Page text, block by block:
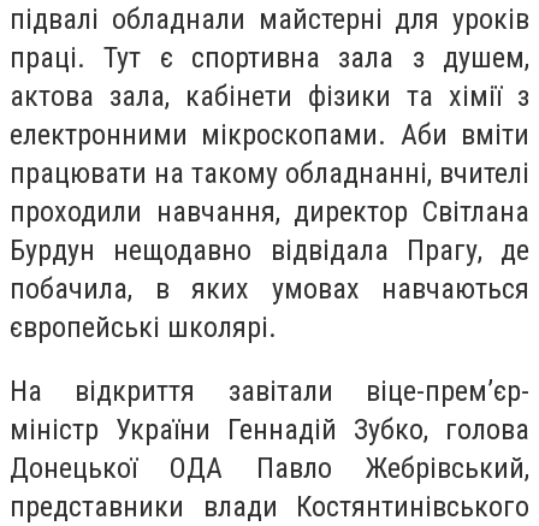
підвалі обладнали майстерні для уроків
праці. Тут є спортивна зала з душем,
актова зала, кабінети фізики та хімії з
електронними мікроскопами. Аби вміти
працювати на такому обладнанні, вчителі
проходили навчання, директор Світлана
Бурдун нещодавно відвідала Прагу, де
побачила, в яких умовах навчаються
європейські школярі.
На відкриття завітали віце-прем’єр-
міністр України Геннадій Зубко, голова
Донецької ОДА Павло Жебрівський,
представники влади Костянтинівського